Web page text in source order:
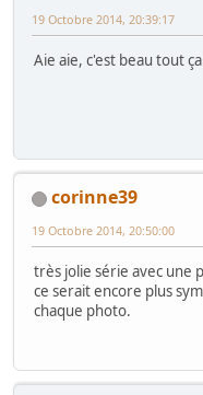
19 Octobre 2014, 20:39:17
Aie aie, c'est beau tout
corinne39
19 Octobre 2014, 20:50:00
très jolie série avec une
ce serait encore plus
chaque photo.